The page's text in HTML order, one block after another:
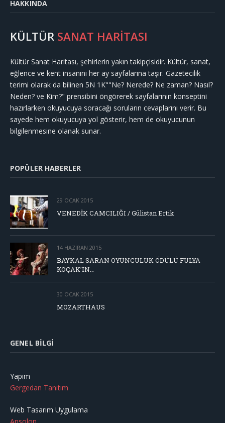
HAKKINDA
KÜLTÜR SANAT HARİTASI
Kültür Sanat Haritası, şehirlerin yakın takipçisidir. Kültür, sanat,
eğlence ve kent insanını her ay sayfalarına taşır. Gazetecilik
terimi olarak da bilinen 5N 1K""Ne? Nerede? Ne zaman? Nasıl?
Neden? ve Kim?" prensibini öngörerek sayfalarının konseptini
hazırlarken okuyucuya soracağı soruların cevaplarını verir. Bu
sayede hem okuyucuya yol gösterir, hem de okuyucunun
bilgilenmesine olanak sunar.
POPÜLER HABERLER
29 OCAK 2015
VENEDİK CAMCILIĞI / Gülistan Ertik
14 HAZIRAN 2015
BAYKAL SARAN OYUNCULUK ÖDÜLÜ FULYA
KOÇAK’IN…
30 OCAK 2015
MOZARTHAUS
GENEL BILGI
Yapım
Gergedan Tanıtım
Web Tasarım Uygulama